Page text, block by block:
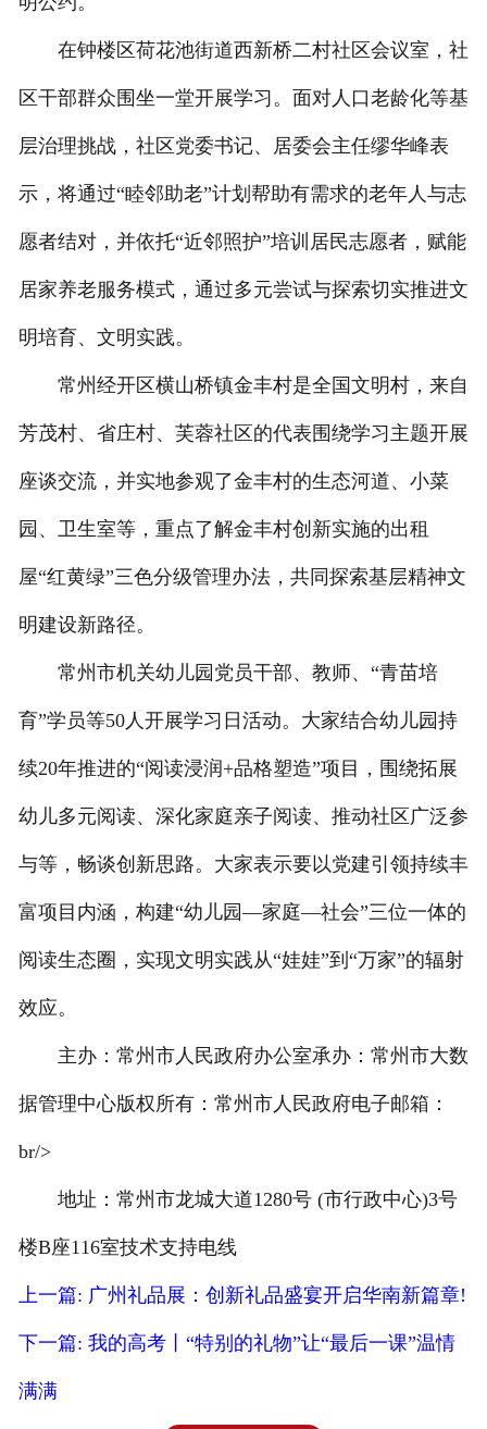
在钟楼区荷花池街道西新桥二村社区会议室，社
区干部群众围坐一堂开展学习。面对人口老龄化等基
层治理挑战，社区党委书记、居委会主任缪华峰表
示，将通过“睦邻助老”计划帮助有需求的老年人与志
愿者结对，并依托“近邻照护”培训居民志愿者，赋能
居家养老服务模式，通过多元尝试与探索切实推进文
明培育、文明实践。
常州经开区横山桥镇金丰村是全国文明村，来自
芳茂村、省庄村、芙蓉社区的代表围绕学习主题开展
座谈交流，并实地参观了金丰村的生态河道、小菜
园、卫生室等，重点了解金丰村创新实施的出租
屋“红黄绿”三色分级管理办法，共同探索基层精神文
明建设新路径。
常州市机关幼儿园党员干部、教师、“青苗培
育”学员等50人开展学习日活动。大家结合幼儿园持
续20年推进的“阅读浸润+品格塑造”项目，围绕拓展
幼儿多元阅读、深化家庭亲子阅读、推动社区广泛参
与等，畅谈创新思路。大家表示要以党建引领持续丰
富项目内涵，构建“幼儿园—家庭—社会”三位一体的
阅读生态圈，实现文明实践从“娃娃”到“万家”的辐射
效应。
主办：常州市人民政府办公室承办：常州市大数
据管理中心版权所有：常州市人民政府电子邮箱：
br/>
地址：常州市龙城大道1280号 (市行政中心)3号
楼B座116室技术支持电线
上一篇: 广州礼品展：创新礼品盛宴开启华南新篇章!
下一篇: 我的高考丨“特别的礼物”让“最后一课”温情
满满